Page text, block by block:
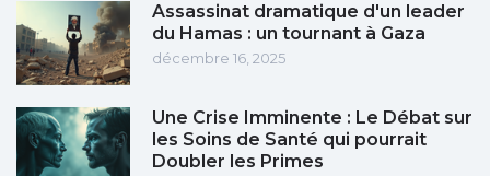
Assassinat dramatique d'un leader
du Hamas : un tournant à Gaza
décembre 16, 2025
Une Crise Imminente : Le Débat sur
les Soins de Santé qui pourrait
Doubler les Primes